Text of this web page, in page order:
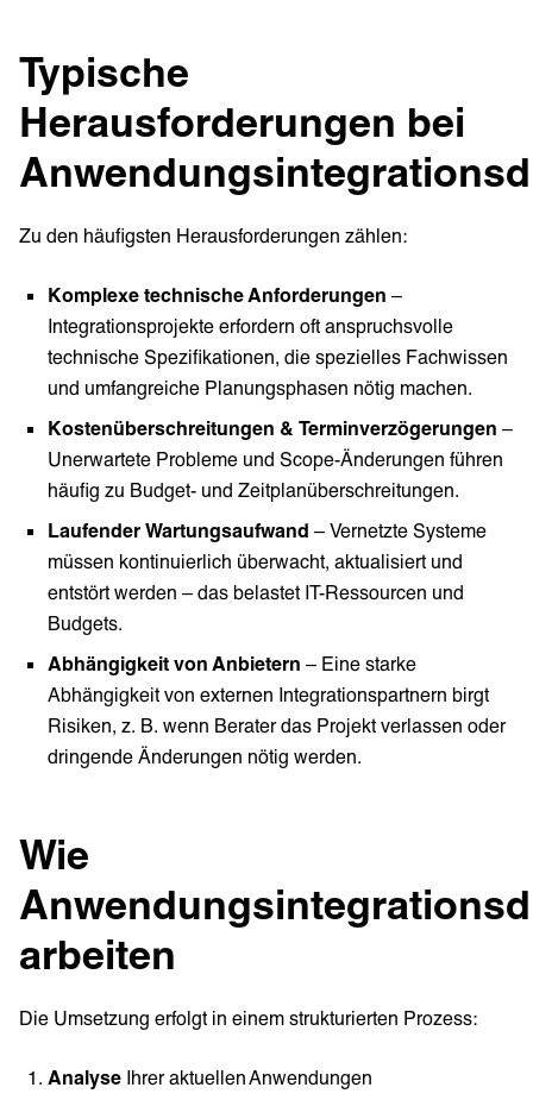
Typische
Herausforderungen bei
Zu den häufigsten Herausforderungen zählen:
Komplexe technische Anforderungen –
Integrationsprojekte erfordern oft anspruchsvolle
technische Spezifikationen, die spezielles Fachwissen
und umfangreiche Planungsphasen nötig machen.
Kostenüberschreitungen & Terminverzögerungen –
Unerwartete Probleme und Scope-Änderungen führen
häufig zu Budget- und Zeitplanüberschreitungen.
Laufender Wartungsaufwand – Vernetzte Systeme
müssen kontinuierlich überwacht, aktualisiert und
entstört werden – das belastet IT-Ressourcen und
Budgets.
Abhängigkeit von Anbietern – Eine starke
Abhängigkeit von externen Integrationspartnern birgt
Risiken, z. B. wenn Berater das Projekt verlassen oder
dringende Änderungen nötig werden.
Wie
arbeiten
Die Umsetzung erfolgt in einem strukturierten Prozess:
Analyse Ihrer aktuellen Anwendungen